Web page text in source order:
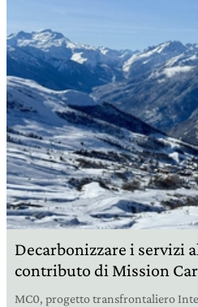
Decarbonizzare i servizi
contributo di Mission
MC0, progetto transfrontaliero